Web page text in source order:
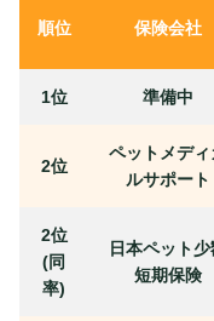
順位 保険会社
1位 準備中
2位
ペットメディ
ルサポート
2位
(同
率)
日本ペット少
短期保険